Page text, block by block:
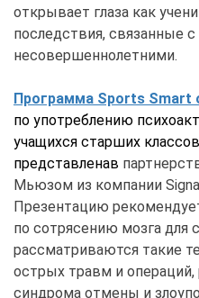
открывает глаза как
последствия, связанные
несовершеннолетними.
Программа Sports Smart
по употреблению
учащихся старших
представленав
Мьюзом из компании
Презентацию
по сотрясению мозга для
рассматриваются такие
острых травм и операций,
синдрома отмены и